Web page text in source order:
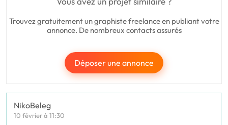
Trouvez gratuitement un graphiste freelance en publiant votre
annonce. De nombreux contacts assurés
Déposer une annonce
NikoBeleg
10 février à 11:30